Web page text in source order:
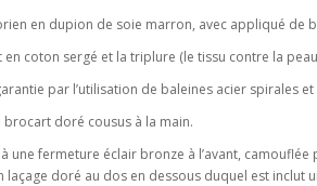
en dupion de soie marron, avec appliqué de
en coton sergé et la triplure (le tissu contre la
par l’utilisation de baleines acier spirales
brocart doré cousus à la main.
une fermeture éclair bronze à l’avant,
laçage doré au dos en dessous duquel est inclut